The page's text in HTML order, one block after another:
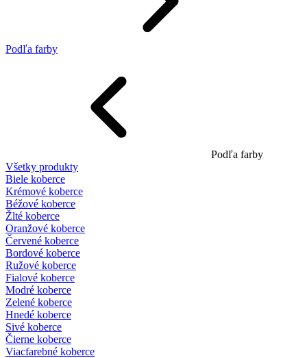
Podľa farby
Podľa farby
Všetky produkty
Biele koberce
Krémové koberce
Béžové koberce
Žlté koberce
Oranžové koberce
Červené koberce
Bordové koberce
Ružové koberce
Fialové koberce
Modré koberce
Zelené koberce
Hnedé koberce
Sivé koberce
Čierne koberce
Viacfarebné koberce